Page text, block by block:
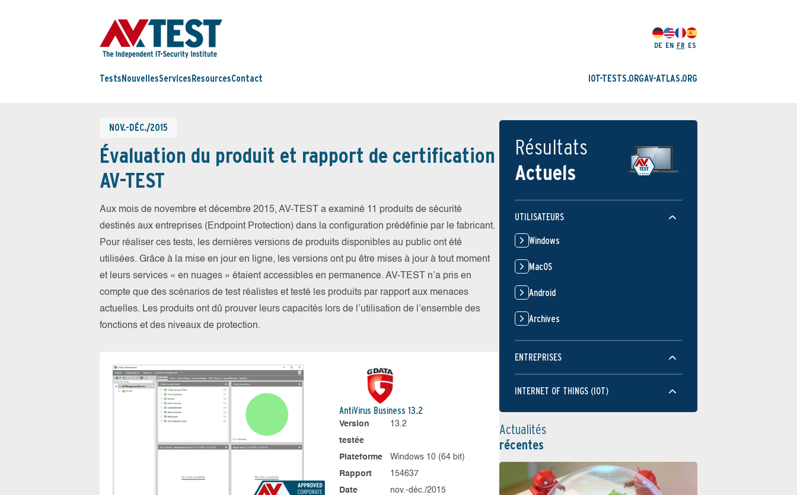
DE EN FR ES
Tests NouvellesServices ResourcesContact IOT-TESTS.ORGAV-ATLAS.ORG
NOV.-DÉC./2015
Évaluation du produit et rapport de certification
AV-TEST
Aux mois de novembre et décembre 2015, AV-TEST a examiné 11 produits de sécurité
destinés aux entreprises (Endpoint Protection) dans la configuration prédéfinie par le fabricant.
Pour réaliser ces tests, les dernières versions de produits disponibles au public ont été
utilisées. Grâce à la mise en jour en ligne, les versions ont pu être mises à jour à tout moment
et leurs services « en nuages » étaient accessibles en permanence. AV-TEST n’a pris en
compte que des scénarios de test réalistes et testé les produits par rapport aux menaces
actuelles. Les produits ont dû prouver leurs capacités lors de l’utilisation de l’ensemble des
fonctions et des niveaux de protection.
AntiVirus Business 13.2
Version
testée
13.2
Plateforme
Windows 10 (64 bit)
Rapport
154637
Date
nov.-déc./2015
Résultats
Actuels
UTILISATEURS
Windows
MacOS
Android
Archives
ENTREPRISES
INTERNET OF THINGS (IOT)
Actualités
récentes